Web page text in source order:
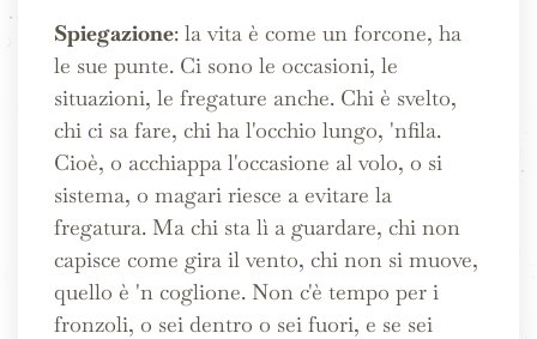
Spiegazione: la vita è come un forcone, ha
le sue punte. Ci sono le occasioni, le
situazioni, le fregature anche. Chi è svelto,
chi ci sa fare, chi ha l'occhio lungo, 'nfila.
Cioè, o acchiappa l'occasione al volo, o si
sistema, o magari riesce a evitare la
fregatura. Ma chi sta lì a guardare, chi non
capisce come gira il vento, chi non si muove,
quello è 'n coglione. Non c'è tempo per i
fronzoli, o sei dentro o sei fuori, e se sei